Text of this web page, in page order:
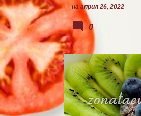
на април 26, 2022
0
ПЛОДОВА ЗАКУСКА